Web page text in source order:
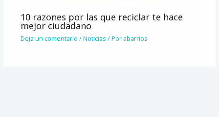
10 razones por las que reciclar te hace
mejor ciudadano
Deja un comentario /Noticias / Por abarrios